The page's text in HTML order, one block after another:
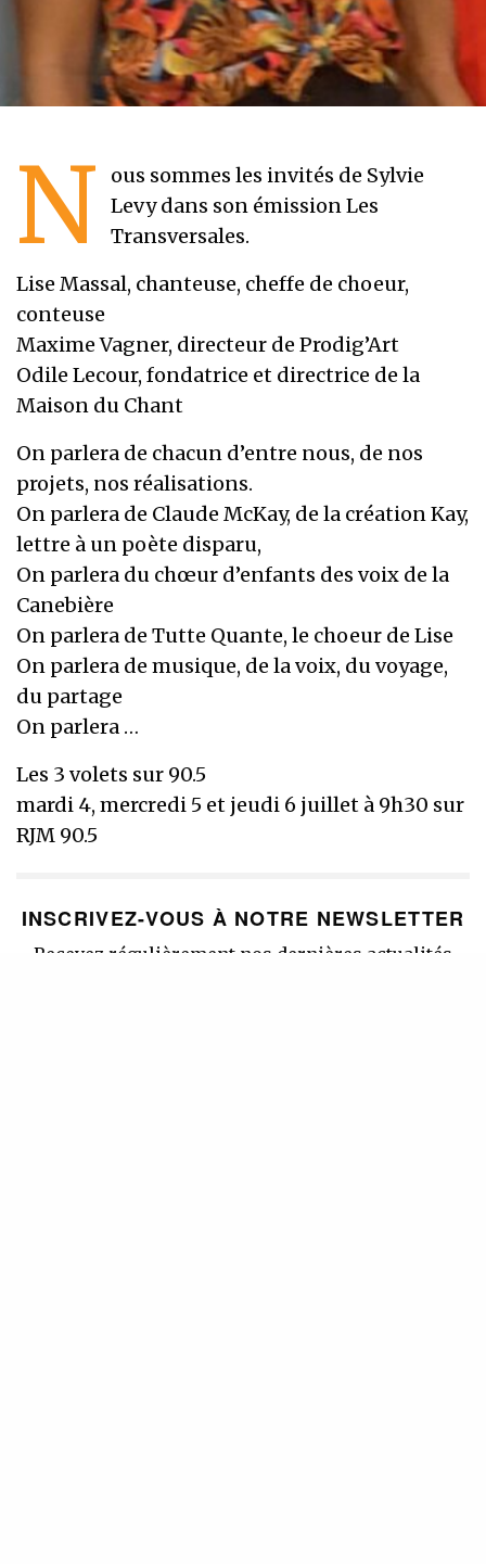
N
ous sommes les invités de Sylvie
Levy dans son émission Les
Transversales.
Lise Massal, chanteuse, cheffe de choeur,
conteuse
Maxime Vagner, directeur de Prodig’Art
Odile Lecour, fondatrice et directrice de la
Maison du Chant
On parlera de chacun d’entre nous, de nos
projets, nos réalisations.
On parlera de Claude McKay, de la création Kay,
lettre à un poète disparu,
On parlera du chœur d’enfants des voix de la
Canebière
On parlera de Tutte Quante, le choeur de Lise
On parlera de musique, de la voix, du voyage,
du partage
On parlera …
Les 3 volets sur 90.5
mardi 4, mercredi 5 et jeudi 6 juillet à 9h30 sur
RJM 90.5
INSCRIVEZ-VOUS À NOTRE NEWSLETTER
Recevez régulièrement nos dernières actualités